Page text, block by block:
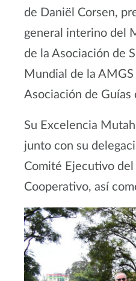
de Daniël Corsen,
general interino del
de la Asociación de
Mundial de la
Asociación de Guías
Su Excelencia
junto con su
Comité Ejecutivo
Cooperativo, así